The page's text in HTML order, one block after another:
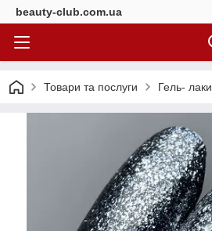
beauty-club.com.ua
Товари та послуги Гель- лаки